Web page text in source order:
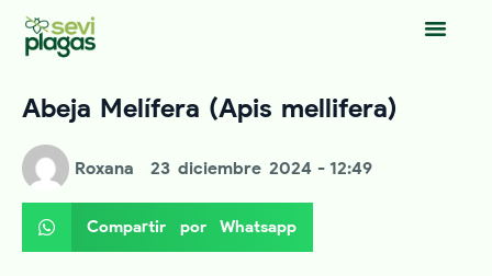
Abeja Melífera (Apis mellifera)
Roxana 23 diciembre 2024 - 12:49
Compartir por Whatsapp